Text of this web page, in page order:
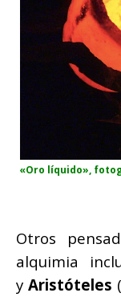
«Oro líquido»,
Otros
alquimia
y Aristóteles